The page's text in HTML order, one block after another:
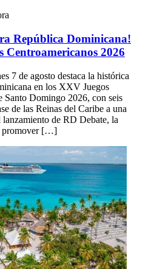
República Dominicana!
Centroamericanos 2026
7 de agosto destaca la histórica
en los XXV Juegos
Santo Domingo 2026, con seis
de las Reinas del Caribe a una
de RD Debate, la
promover […]